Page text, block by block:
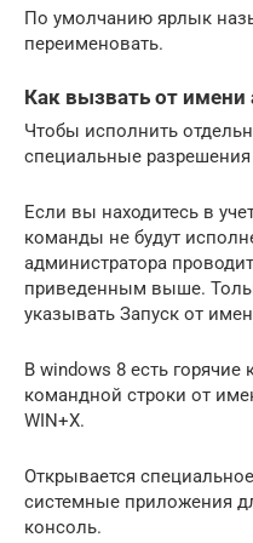
По умолчанию ярлык
переименовать.
Как вызвать от имени
Чтобы исполнить
специальные
Если вы находитесь в
команды не будут
администратора
приведенным выше.
указывать Запуск от
В windows 8 есть
командной строки от
WIN+X.
Открывается
системные приложения
консоль.